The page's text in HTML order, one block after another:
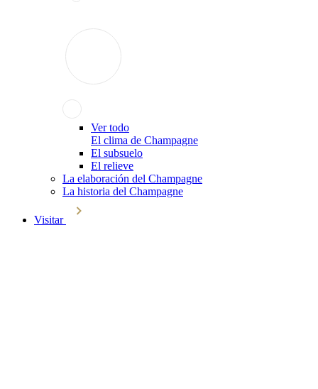
Ver todo
El clima de Champagne
El subsuelo
El relieve
La elaboración del Champagne
La historia del Champagne
Visitar